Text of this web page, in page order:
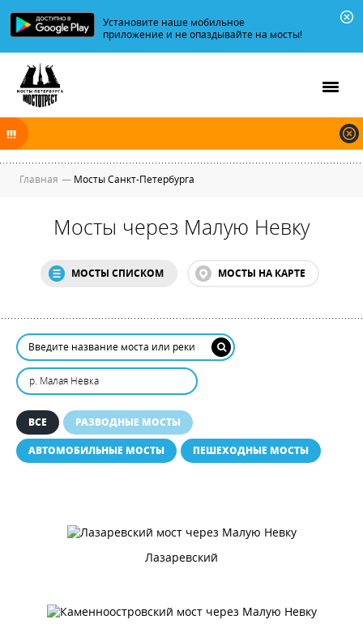
Установите наше мобильное
приложение и не опаздывайте на мосты!
разводятся по графику.
Главная — Мосты Санкт-Петербурга
Мосты через Малую Невку
МОСТЫ СПИСКОМ МОСТЫ НА КАРТЕ
р. Малая Невка
ВСЕ РАЗВОДНЫЕ МОСТЫ
АВТОМОБИЛЬНЫЕ МОСТЫ ПЕШЕХОДНЫЕ МОСТЫ
Лазаревский